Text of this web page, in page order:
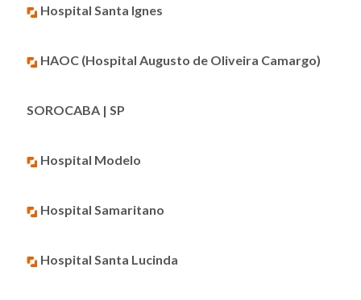
Hospital Santa Ignes
HAOC (Hospital Augusto de Oliveira Camargo)
SOROCABA | SP
Hospital Modelo
Hospital Samaritano
Hospital Santa Lucinda